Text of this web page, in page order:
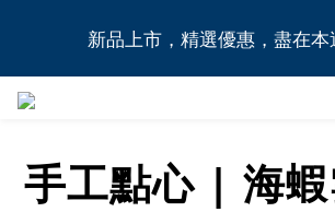
全港11間門市自取無門檻，買滿
費送貨上門服務！
新品上市，精選優惠，盡在本
全港11間門市自取無門檻，買滿
手工點心 | 海